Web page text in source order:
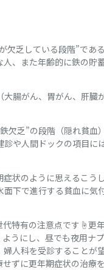
乏している段階”であ
、また年齢的に鉄の貯
腸がん、胃がん、肝臓
欠乏”の段階（隠れ貧血
や人間ドックの項目に
状のように思えるこう
下で進行する貧血に気
特有の注意点です☝️更
うにし、昼でも夜用ナ
人科を受診することが
ずに更年期症状の治療